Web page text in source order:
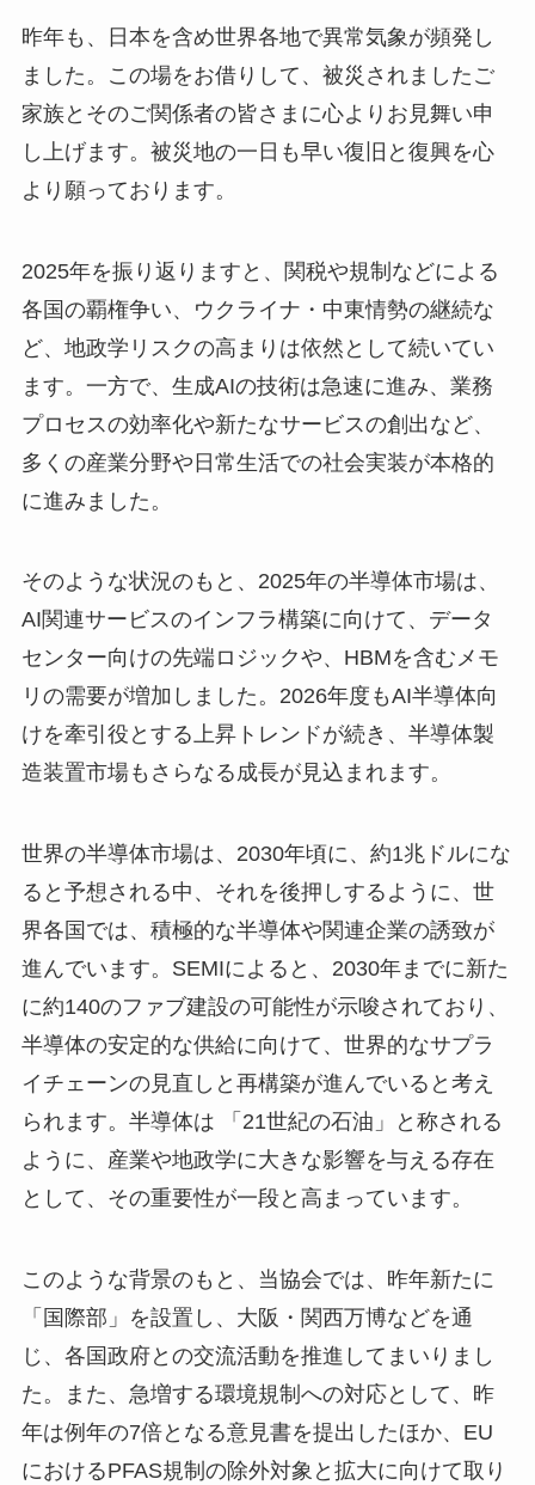
昨年も、日本を含め世界各地で異常気象が頻発し
ました。この場をお借りして、被災されましたご
家族とそのご関係者の皆さまに心よりお見舞い申
し上げます。被災地の一日も早い復旧と復興を心
より願っております。
2025年を振り返りますと、関税や規制などによる
各国の覇権争い、ウクライナ・中東情勢の継続な
ど、地政学リスクの高まりは依然として続いてい
ます。一方で、生成AIの技術は急速に進み、業務
プロセスの効率化や新たなサービスの創出など、
多くの産業分野や日常生活での社会実装が本格的
に進みました。
そのような状況のもと、2025年の半導体市場は、
AI関連サービスのインフラ構築に向けて、データ
センター向けの先端ロジックや、HBMを含むメモ
リの需要が増加しました。2026年度もAI半導体向
けを牽引役とする上昇トレンドが続き、半導体製
造装置市場もさらなる成長が見込まれます。
世界の半導体市場は、2030年頃に、約1兆ドルにな
ると予想される中、それを後押しするように、世
界各国では、積極的な半導体や関連企業の誘致が
進んでいます。SEMIによると、2030年までに新た
に約140のファブ建設の可能性が示唆されており、
半導体の安定的な供給に向けて、世界的なサプラ
イチェーンの見直しと再構築が進んでいると考え
られます。半導体は 「21世紀の石油」と称される
ように、産業や地政学に大きな影響を与える存在
として、その重要性が一段と高まっています。
このような背景のもと、当協会では、昨年新たに
「国際部」を設置し、大阪・関西万博などを通
じ、各国政府との交流活動を推進してまいりまし
た。また、急増する環境規制への対応として、昨
年は例年の7倍となる意見書を提出したほか、EU
におけるPFAS規制の除外対象と拡大に向けて取り